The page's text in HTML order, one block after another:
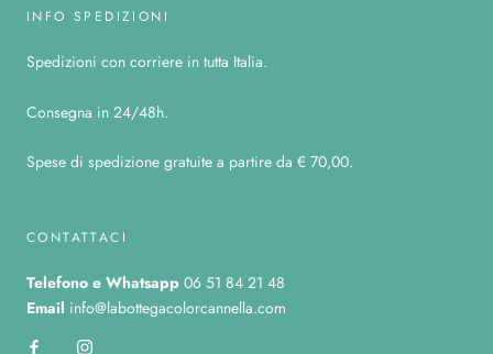
INFO SPEDIZIONI
Spedizioni con corriere in tutta Italia.
Consegna in 24/48h.
Spese di spedizione gratuite a partire da € 70,00.
CONTATTACI
Telefono e Whatsapp 06 51 84 21 48
Email info@labottegacolorcannella.com